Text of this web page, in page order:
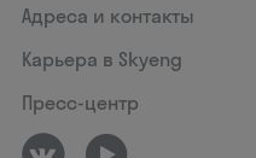
Адреса и контакты
Карьера в Skyeng
Пресс-центр